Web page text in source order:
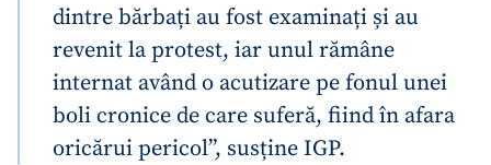
dintre bărbați au fost examinați și au
revenit la protest, iar unul rămâne
internat având o acutizare pe fonul unei
boli cronice de care suferă, fiind în afara
oricărui pericol”, susține IGP.